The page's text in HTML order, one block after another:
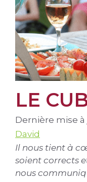
LE
Dernière mise à
David
Il nous tient à
soient corrects
nous